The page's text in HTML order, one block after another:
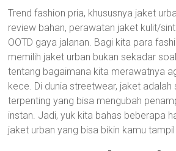
Trend fashion pria, khususnya jaket
review bahan, perawatan jaket kulit/
OOTD gaya jalanan. Bagi kita para
memilih jaket urban bukan sekadar
tentang bagaimana kita merawatnya
kece. Di dunia streetwear, jaket adalah
terpenting yang bisa mengubah
instan. Jadi, yuk kita bahas beberapa
jaket urban yang bisa bikin kamu